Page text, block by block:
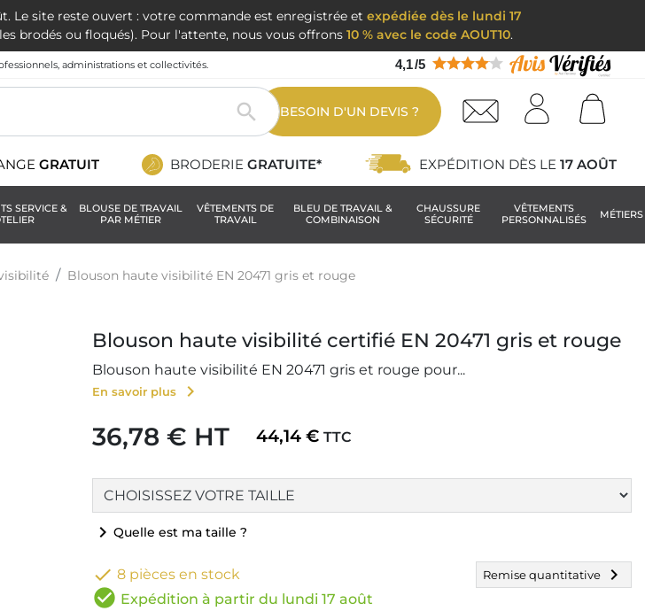
Le site reste ouvert : votre commande est enregistrée etexpédiée dès le lundi 17
brodés ou floqués). Pour l'attente, nous vous offrons 10 % avec le code AOUT10.
administrations et collectivités. 4,1/5
 BESOIN D'UN DEVIS ?
GRATUIT BRODERIE GRATUITE* EXPÉDITION DÈS LE 17 AOÛT
SERVICE &
BLOUSE DE TRAVAIL
PAR MÉTIER
VÊTEMENTS DE
TRAVAIL
BLEU DE TRAVAIL &
COMBINAISON
CHAUSSURE
SÉCURITÉ
VÊTEMENTS
PERSONNALISÉS
MÉTIERS
Blouson haute visibilité EN 20471 gris et rouge
Blouson haute visibilité certifié EN 20471 gris et rouge
Blouson haute visibilité EN 20471 gris et rouge pour...
En savoir plus chevron_right
36,78 € HT 44,14 € TTC
chevron_right Quelle est ma taille ?
 8 pièces en stock
check_circle Expédition à partir du lundi 17 août
Remise quantitative chevron_right